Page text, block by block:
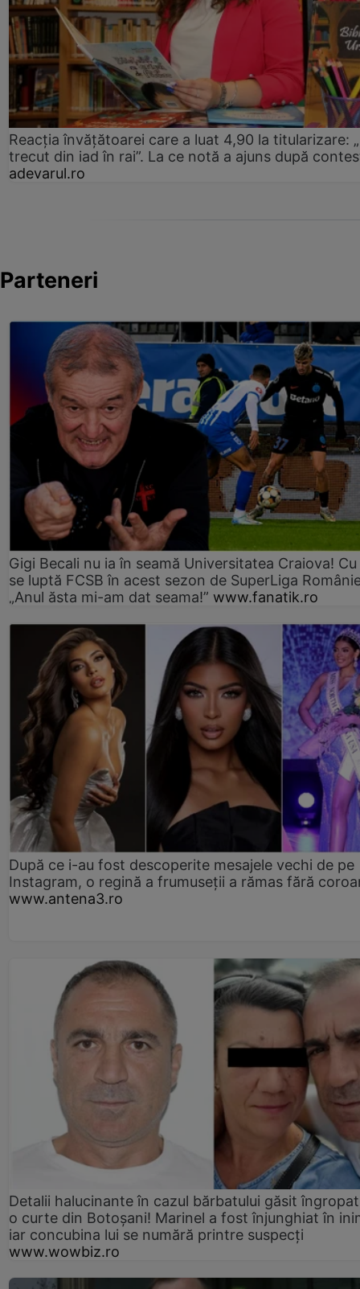
Reacția învățătoarei care a luat 4,90 la titularizare:
trecut din iad în rai”. La ce notă a ajuns după
adevarul.ro
Parteneri
Gigi Becali nu ia în seamă Universitatea Craiova!
se luptă FCSB în acest sezon de SuperLiga
„Anul ăsta mi-am dat seama!” www.fanatik.ro
După ce i-au fost descoperite mesajele vechi de pe
Instagram, o regină a frumuseții a rămas fără
www.antena3.ro
Detalii halucinante în cazul bărbatului găsit
o curte din Botoșani! Marinel a fost înjunghiat în
iar concubina lui se numără printre suspecți
www.wowbiz.ro